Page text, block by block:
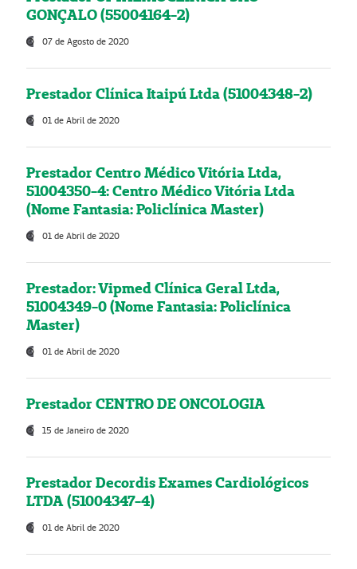
GONÇALO (55004164-2)
07 de Agosto de 2020
Prestador Clínica Itaipú Ltda (51004348-2)
01 de Abril de 2020
Prestador Centro Médico Vitória Ltda,
51004350-4: Centro Médico Vitória Ltda
(Nome Fantasia: Policlínica Master)
01 de Abril de 2020
Prestador: Vipmed Clínica Geral Ltda,
51004349-0 (Nome Fantasia: Policlínica
Master)
01 de Abril de 2020
Prestador CENTRO DE ONCOLOGIA
15 de Janeiro de 2020
Prestador Decordis Exames Cardiológicos
LTDA (51004347-4)
01 de Abril de 2020